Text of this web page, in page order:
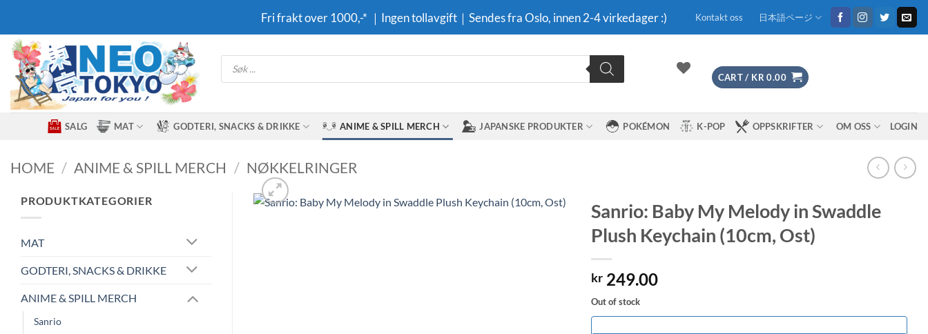
content
Fri frakt over 1000,-* ｜Ingen tollavgift｜Sendes fra Oslo, innen 2-4 virkedager :) Kontakt oss 日本語ページ
Products
search
CART / KR 0.00
SALG MAT GODTERI, SNACKS & DRIKKE ANIME & SPILL MERCH JAPANSKE PRODUKTER POKÉMON K-POP OPPSKRIFTER OM OSS LOGIN
HOME / ANIME & SPILL MERCH / NØKKELRINGER
PRODUKTKATEGORIER
MAT
GODTERI, SNACKS & DRIKKE
ANIME & SPILL MERCH
Sanrio
Sanrio: Baby My Melody in Swaddle
Plush Keychain (10cm, Ost)
kr249.00
Out of stock